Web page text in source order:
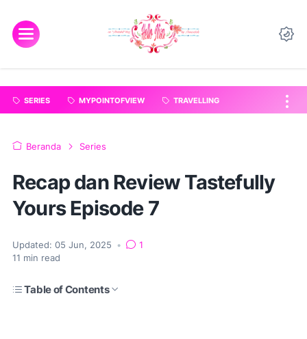
SERIES MYPOINTOFVIEW TRAVELLING
Beranda Series
Recap dan Review Tastefully
Yours Episode 7
Updated: 05 Jun, 2025 •
1
11 min read
Table of Contents